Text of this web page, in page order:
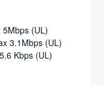
(UL)
3.1Mbps (UL)
Kbps (UL)